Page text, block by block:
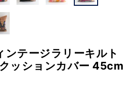
ンテージラリーキルト
ッションカバー 45cm